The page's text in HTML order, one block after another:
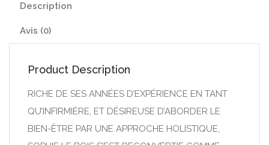
Description
Avis (0)
Product Description
RICHE DE SES ANNÉES D’EXPÉRIENCE EN TANT
QU’INFIRMIÈRE, ET DÉSIREUSE D’ABORDER LE
BIEN-ÊTRE PAR UNE APPROCHE HOLISTIQUE,